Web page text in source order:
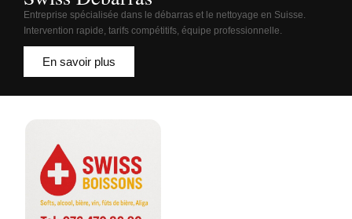
Entreprise spécialisée dans le débarras et le nettoyage en Suisse.
Intervention rapide, tarifs compétitifs, équipe professionnelle.
En savoir plus